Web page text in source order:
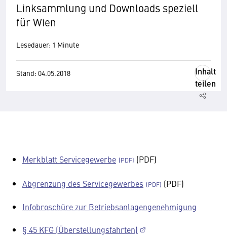
Linksammlung und Downloads speziell
für Wien
Lesedauer: 1 Minute
Stand: 04.05.2018
Inhalt
teilen
Merkblatt Servicegewerbe (PDF)
Abgrenzung des Servicegewerbes (PDF)
Infobroschüre zur Betriebsanlagengenehmigung
§ 45 KFG (Überstellungsfahrten)